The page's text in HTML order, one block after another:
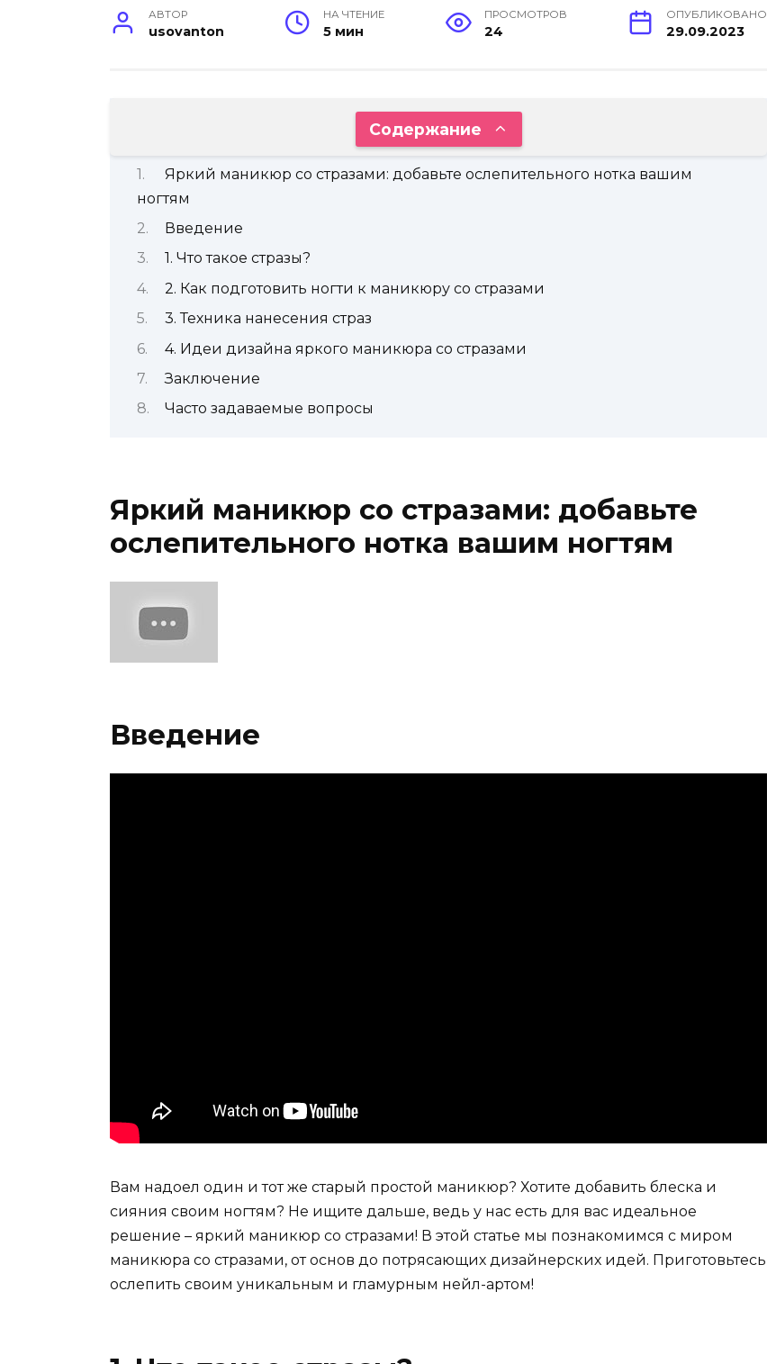
АВТОР
usovanton
НА ЧТЕНИЕ
5 мин
ПРОСМОТРОВ
24
ОПУБЛИКОВАНО
29.09.2023
Содержание
Яркий маникюр со стразами: добавьте ослепительного нотка вашим
ногтям
Введение
1. Что такое стразы?
2. Как подготовить ногти к маникюру со стразами
3. Техника нанесения страз
4. Идеи дизайна яркого маникюра со стразами
Заключение
Часто задаваемые вопросы
Яркий маникюр со стразами: добавьте
ослепительного нотка вашим ногтям
Введение
Вам надоел один и тот же старый простой маникюр? Хотите добавить блеска и
сияния своим ногтям? Не ищите дальше, ведь у нас есть для вас идеальное
решение – яркий маникюр со стразами! В этой статье мы познакомимся с миром
маникюра со стразами, от основ до потрясающих дизайнерских идей. Приготовьтесь
ослепить своим уникальным и гламурным нейл-артом!